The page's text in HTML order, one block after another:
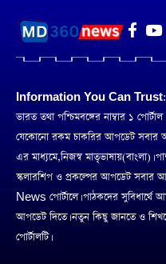
Information You Can Trust:
ভারত তথা পশ্চিমবঙ্গের নাম্বার ১
যেকোনো রকম চাকরির আপডেট
এর মাধ্যমে,নিজস্ব মাতৃভাষায়(বাংলা)।
স্কলারশিপ ও প্রকল্পের আপডেট সবার
News পোর্টালে। পাঠকদের
আপডেট দিতে। নতুন কিছু জানতে ও
পোর্টালটি।